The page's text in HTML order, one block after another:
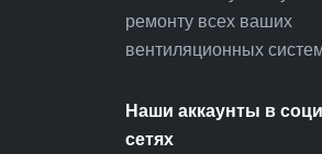
ремонту всех ваших
вентиляционных
Наши аккаунты в
сетях